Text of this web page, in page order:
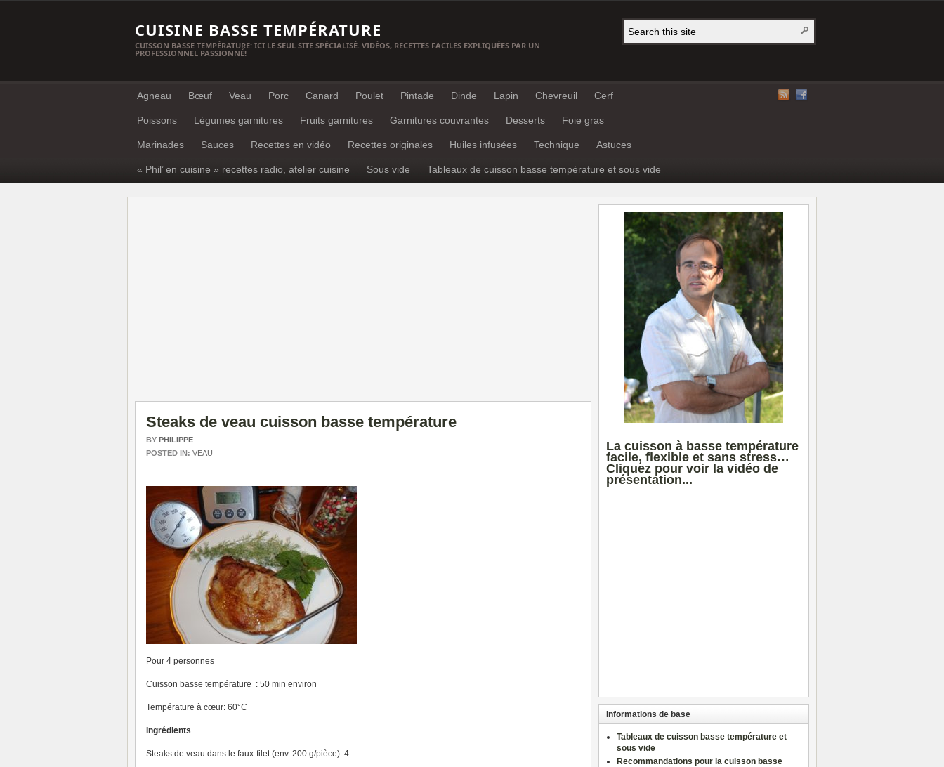
CUISINE BASSE TEMPÉRATURE
CUISSON BASSE TEMPÉRATURE: ICI LE SEUL SITE SPÉCIALISÉ. VIDÉOS, RECETTES FACILES EXPLIQUÉES PAR UN
PROFESSIONNEL PASSIONNÉ!
Agneau Bœuf Veau Porc Canard Poulet Pintade Dinde Lapin Chevreuil Cerf
Poissons Légumes garnitures Fruits garnitures Garnitures couvrantes Desserts Foie gras
Marinades Sauces Recettes en vidéo Recettes originales Huiles infusées Technique Astuces
« Phil’ en cuisine » recettes radio, atelier cuisine Sous vide Tableaux de cuisson basse température et sous vide
Steaks de veau cuisson basse température
BY PHILIPPE
POSTED IN: VEAU
Pour 4 personnes
Cuisson basse température : 50 min environ
Température à cœur: 60°C
Ingrédients
Steaks de veau dans le faux-filet (env. 200 g/pièce): 4
La cuisson à basse température
facile, flexible et sans stress…
Cliquez pour voir la vidéo de
présentation...
Informations de base
Tableaux de cuisson basse température et
sous vide
Recommandations pour la cuisson basse